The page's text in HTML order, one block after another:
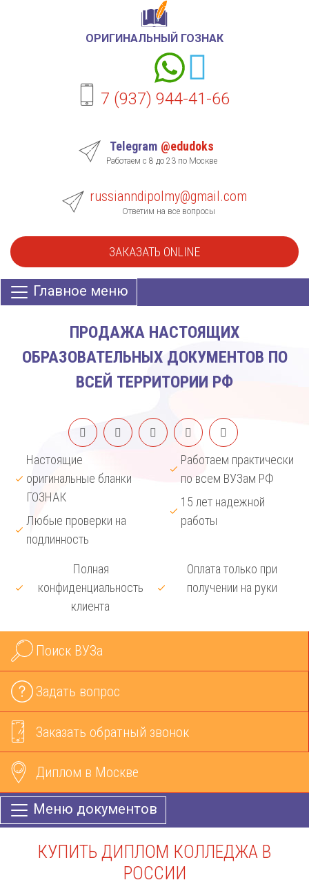
ОРИГИНАЛЬНЫЙ ГОЗНАК
7 (937) 944-41-66
Telegram @edudoks
Работаем с 8 до 23 по Москве
russianndipolmy@gmail.com
Ответим на все вопросы
ЗАКАЗАТЬ ONLINE
Главное меню
ПРОДАЖА НАСТОЯЩИХ
ОБРАЗОВАТЕЛЬНЫХ ДОКУМЕНТОВ ПО
ВСЕЙ ТЕРРИТОРИИ РФ
Настоящие
оригинальные бланки
ГОЗНАК
Любые проверки на
подлинность
Работаем практически
по всем ВУЗам РФ
15 лет надежной
работы
Полная
конфиденциальность
клиента
Оплата только при
получении на руки
Поиск ВУЗа
Задать вопрос
Заказать обратный звонок
Диплом в Москве
Меню документов
КУПИТЬ ДИПЛОМ КОЛЛЕДЖА В
РОССИИ